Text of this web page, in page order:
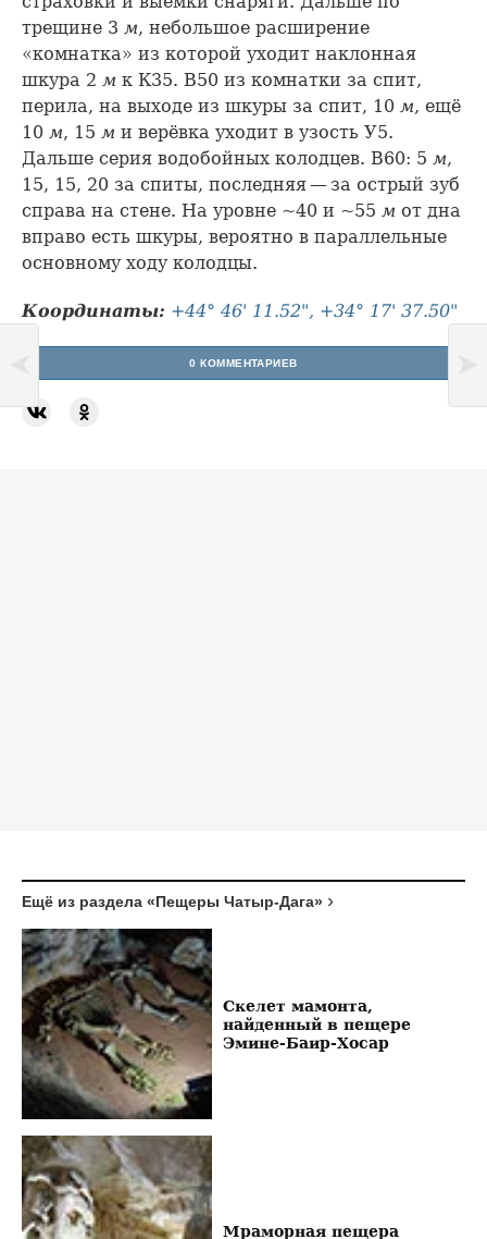
трещине 3 м, небольшое расширение
«комнатка» из которой уходит наклонная
шкура 2 м к К35. В50 из комнатки за спит,
перила, на выходе из шкуры за спит, 10 м, ещё
10 м, 15 м и верёвка уходит в узость У5.
Дальше серия водобойных колодцев. В60: 5 м,
15, 15, 20 за спиты, последняя — за острый зуб
справа на стене. На уровне ~40 и ~55 м от дна
вправо есть шкуры, вероятно в параллельные
основному ходу колодцы.
Координаты: +44° 46' 11.52", +34° 17' 37.50"
0 КОММЕНТАРИЕВ
Ещё из раздела «Пещеры Чатыр-Дага»
Скелет мамонта,
найденный в пещере
Эмине-Баир-Хосар
Мраморная пещера